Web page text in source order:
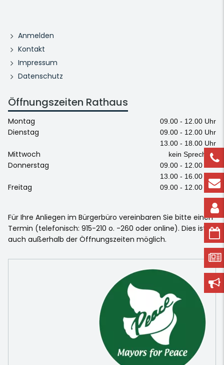
Anmelden
Kontakt
Impressum
Datenschutz
Öffnungszeiten Rathaus
Montag 09.00 - 12.00 Uhr
Dienstag
09.00 - 12.00 Uhr
13.00 - 18.00 Uhr
Mittwoch kein Sprechtag
Donnerstag
09.00 - 12.00 Uhr
13.00 - 16.00 Uhr
Freitag 09.00 - 12.00 Uhr
Für Ihre Anliegen im Bürgerbüro vereinbaren Sie bitte einen
Termin (telefonisch: 915-210 o. -260 oder online). Dies ist
auch außerhalb der Öffnungszeiten möglich.